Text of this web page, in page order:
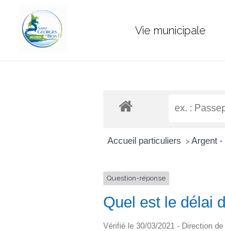
Vie municipale
Accueil particuliers > Argent
Question-réponse
Quel est le délai
Vérifié le 30/03/2021 - Direction